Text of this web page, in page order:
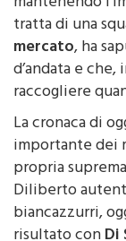
mercato, ha
d’andata e
raccogliere
La cronaca di
importante dei
propria
Diliberto
biancazzurri,
risultato con